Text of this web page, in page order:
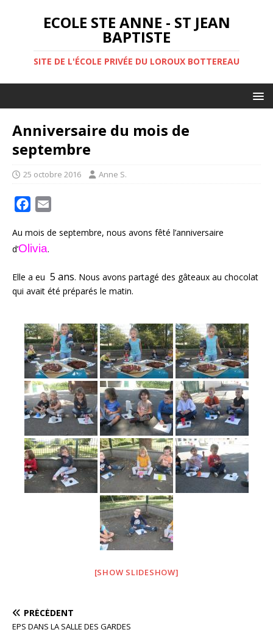
ECOLE STE ANNE - ST JEAN
BAPTISTE
SITE DE L'ÉCOLE PRIVÉE DU LOROUX BOTTEREAU
Anniversaire du mois de
septembre
25 octobre 2016 Anne S.
c
e
o
a
Au mois de septembre, nous avons fêté l’anniversaire
d’Olivia.
Elle a eu 5 ans. Nous avons partagé des gâteaux au chocolat
qui avait été préparés le matin.
[SHOW SLIDESHOW]
PRÉCÉDENT
EPS DANS LA SALLE DES GARDES